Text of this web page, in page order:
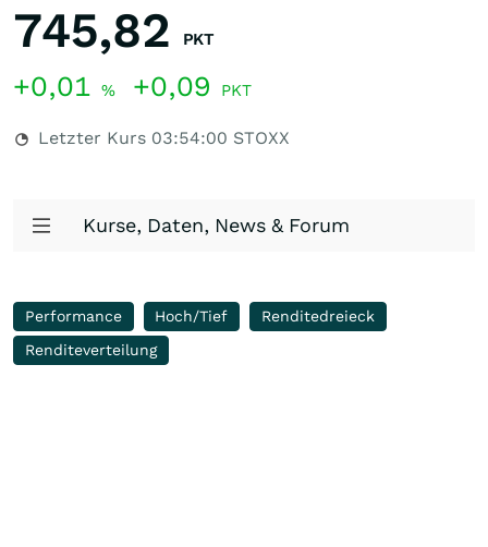
745,82 PKT
+0,01 % +0,09 PKT
Letzter Kurs 03:54:00 STOXX
Kurse, Daten, News & Forum
Performance Hoch/Tief
Renditedreieck
Renditeverteilung